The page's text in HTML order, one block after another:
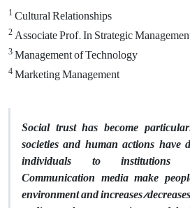
1Cultural Relationships
2Associate Prof. In Strategic
3Management of Technology
4Marketing Management
Social trust has become
societies and human actions have
individuals to institutions
Communication media make
environment and increases/